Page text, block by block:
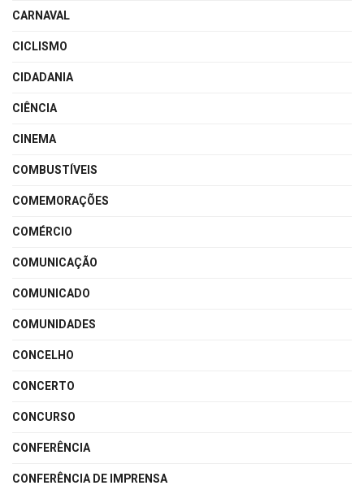
CARNAVAL
CICLISMO
CIDADANIA
CIÊNCIA
CINEMA
COMBUSTÍVEIS
COMEMORAÇÕES
COMÉRCIO
COMUNICAÇÃO
COMUNICADO
COMUNIDADES
CONCELHO
CONCERTO
CONCURSO
CONFERÊNCIA
CONFERÊNCIA DE IMPRENSA